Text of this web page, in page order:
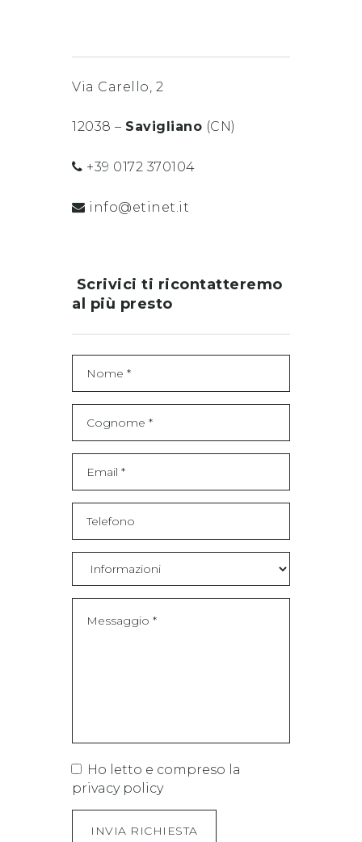
Via Carello, 2
12038 – Savigliano (CN)
+39 0172 370104
info@etinet.it
Scrivici ti ricontatteremo
al più presto
Ho letto e compreso la
privacy policy